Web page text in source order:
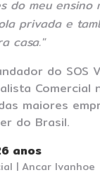
do meu ensino
privada e
casa."
do SOS
Comercial
maiores
do Brasil.
anos
| Ancar Ivanhoe